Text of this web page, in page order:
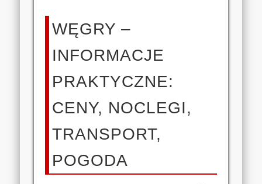
WĘGRY –
INFORMACJE
PRAKTYCZNE:
CENY, NOCLEGI,
TRANSPORT,
POGODA